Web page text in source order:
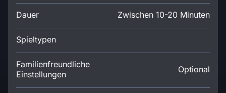
Dauer Zwischen 10-20 Minuten
Spieltypen
Familienfreundliche
Einstellungen
Optional